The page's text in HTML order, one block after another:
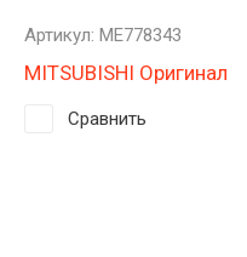
Артикул: ME778343
MITSUBISHI Оригинал
Сравнить